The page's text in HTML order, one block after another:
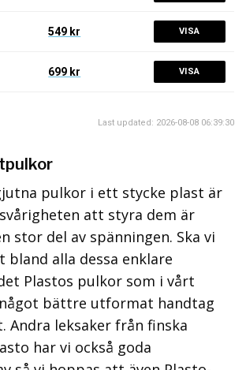
549 kr VISA
699 kr VISA
Last updated: 2026-08-08 06:39:30
pulkor i ett stycke plast är
att styra dem är
stor del av spänningen. Ska vi
bland alla dessa enklare
Plastos pulkor som i vårt
bättre utformat handtag
Andra leksaker från finska
har vi också goda